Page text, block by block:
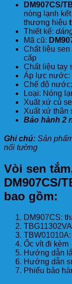
DM907CS/
nóng lạnh
thương hiệu
Thiết kế:
Mã cũ:
Chất liệu
cấp
Chất liệu tay
Áp lực nước:
Chế độ
Loại: Nóng
Xuất xứ củ
Xuất xứ thân
Bảo hành 2
Ghi chú: Sản
nối tường
Vòi sen
DM907CS/
bao gồm:
DM907CS:
Ốc vít đi kèm
Hướng dẫn
Hướng dẫn
Phiếu bảo